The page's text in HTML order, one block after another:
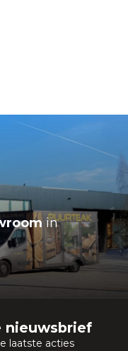
in
nieuwsbrief
laatste acties